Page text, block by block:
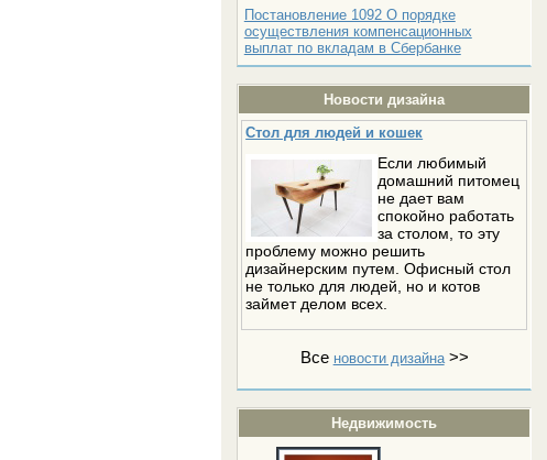
Постановление 1092 О порядке
осуществления компенсационных
выплат по вкладам в Сбербанке
Новости дизайна
Стол для людей и кошек
Если любимый
домашний питомец
не дает вам
спокойно работать
за столом, то эту
проблему можно решить
дизайнерским путем. Офисный стол
не только для людей, но и котов
займет делом всех.
Все новости дизайна>>
Недвижимость